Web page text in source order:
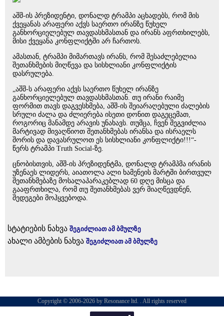
აშშ-ის პრეზიდენტი, დონალდ ტრამპი აცხადებს, რომ მის
ქვეყანას არაფერი აქვს საერთო ირანზე წუხელ
განხორციელებულ თავდასხმასთან და ირანს აფრთხილებს,
მისი ქვეყანა კონფლიქტში არ ჩართოს.
ამასთან, ტრამპი მიმართავს ირანს, რომ შესაძლებელია
შეთანხმების მიღწევა და სისხლიანი კონფლიქტის
დასრულება.
„აშშ-ს არაფერი აქვს საერთო წუხელ ირანზე
განხორციელებულ თავდასხმასთან. თუ ირანი რაიმე
ფორმით თავს დაგვესხმება, აშშ-ის შეიარაღებული ძალების
სრული ძალა და ძლიერება ისეთი დონით დაგეცემათ,
როგორიც მანამდე არავის უნახავს. თუმცა, ჩვენ შეგვიძლია
მარტივად მივაღწიოთ შეთანხმებას ირანსა და ისრაელს
შორის და დავასრულოთ ეს სისხლიანი კონფლიქტი!!!“-
წერს ტრამპი Truth Social-ზე.
ცნობისთვის, აშშ-ის პრეზიდენტმა, დონალდ ტრამპმა ირანის
უზენაეს ლიდერს, აიათოლა ალი ხამენეის მარტში ბირთვულ
შეთანხმებაზე მოსალაპარაკებლად 60 დღე მისცა და
გააფრთხილა, რომ თუ შეთანხმებას ვერ მიაღწევდნენ,
შედეგები მოჰყვებოდა.
სტატიების ნახვა შეგიძლიათ ამ ბმულზე
ახალი ამბების ნახვა შეგიძლიათ ამ ბმულზე
Copyright © 2006-2026 by Resonance ltd. . All rights reserved